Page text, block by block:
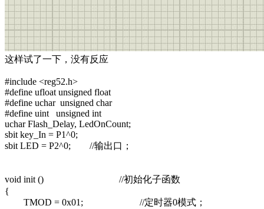
这样试了一下，没有反应
#include <reg52.h>
#define ufloat unsigned float
#define uchar unsigned char
#define uint unsigned int
uchar Flash_Delay, LedOnCount;
sbit key_In = P1^0;
sbit LED = P2^0; //输出口；
void init () //初始化子函数
{
TMOD = 0x01; //定时器0模式；